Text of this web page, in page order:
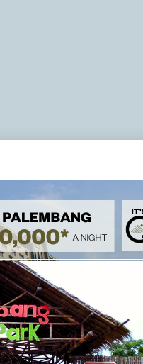
minyak dan pempek
cokelat,wafel,dan